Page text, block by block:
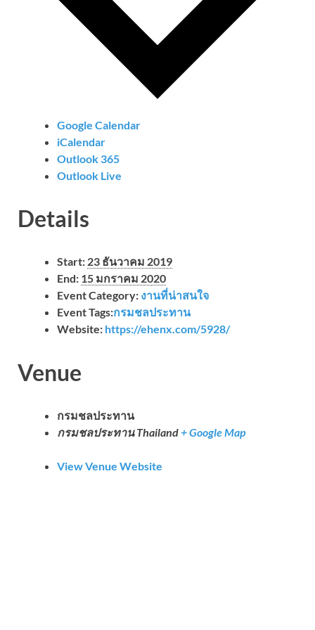
Google Calendar
iCalendar
Outlook 365
Outlook Live
Details
Start: 23 ธันวาคม 2019
End: 15 มกราคม 2020
Event Category: งานที่น่าสนใจ
Event Tags:กรมชลประทาน
Website: https://ehenx.com/5928/
Venue
กรมชลประทาน
กรมชลประทานThailand + Google Map
View Venue Website